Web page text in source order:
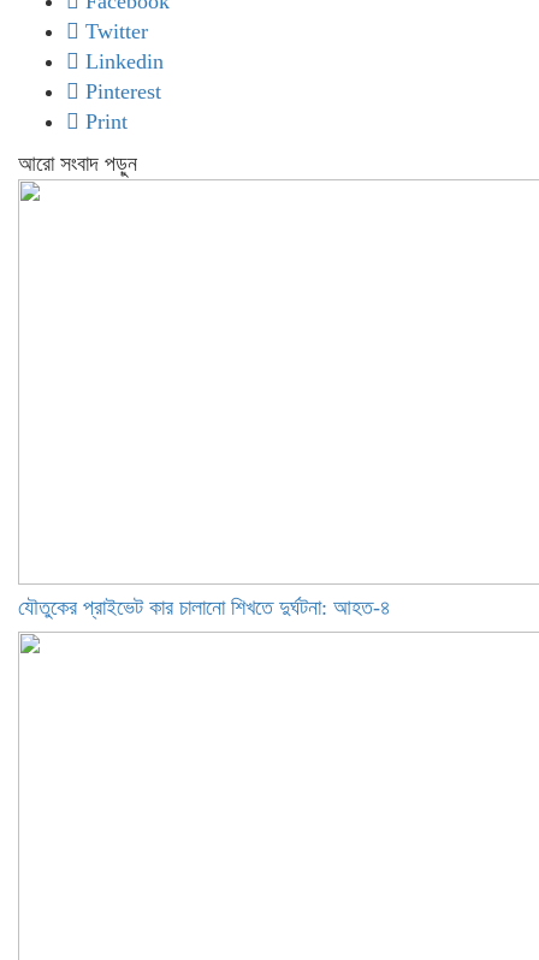
Twitter
Linkedin
Pinterest
Print
আরো সংবাদ পড়ুন
যৌতুকের প্রাইভেট কার চালানো শিখতে দুর্ঘটনা: আহত-৪